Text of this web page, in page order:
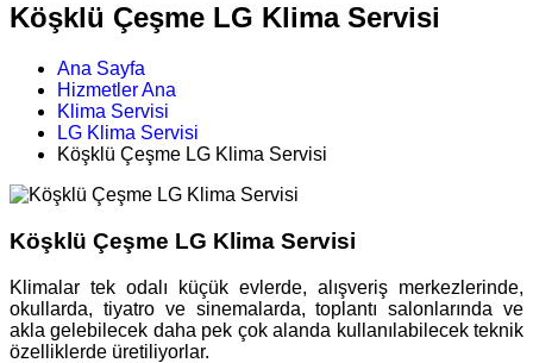
Köşklü Çeşme LG Klima Servisi
Ana Sayfa
Hizmetler Ana
Klima Servisi
LG Klima Servisi
Köşklü Çeşme LG Klima Servisi
Köşklü Çeşme LG Klima Servisi
Klimalar tek odalı küçük evlerde, alışveriş merkezlerinde,
okullarda, tiyatro ve sinemalarda, toplantı salonlarında ve
akla gelebilecek daha pek çok alanda kullanılabilecek teknik
özelliklerde üretiliyorlar.